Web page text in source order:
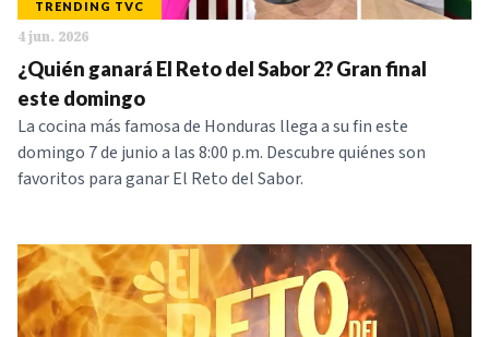
TRENDING TVC
4 jun. 2026
¿Quién ganará El Reto del Sabor 2? Gran final
este domingo
La cocina más famosa de Honduras llega a su fin este
domingo 7 de junio a las 8:00 p.m. Descubre quiénes son
favoritos para ganar El Reto del Sabor.